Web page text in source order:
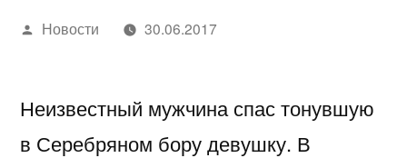
Написано
Новости 30.06.2017
Неизвестный мужчина спас тонувшую
в Серебряном бору девушку. В